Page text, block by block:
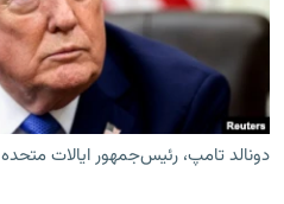
دونالد تامپ، رئیس‌جمهور ایالات متحده